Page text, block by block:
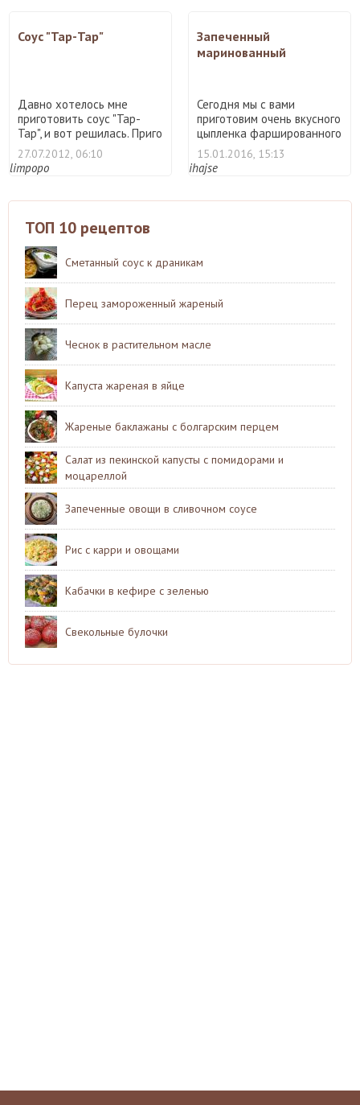
Соус "Тар-Тар"
Давно хотелось мне
приготовить соус "Тар-
Тар", и вот решилась. Приго
...
27.07.2012, 06:10
limpopo
Запеченный
маринованный
Сегодня мы с вами
приготовим очень вкусного
цыпленка фаршированного
...
15.01.2016, 15:13
ihajse
ТОП 10 рецептов
Сметанный соус к драникам
Перец замороженный жареный
Чеснок в растительном масле
Капуста жареная в яйце
Жареные баклажаны с болгарским перцем
Салат из пекинской капусты с помидорами и
моцареллой
Запеченные овощи в сливочном соусе
Рис с карри и овощами
Кабачки в кефире с зеленью
Свекольные булочки